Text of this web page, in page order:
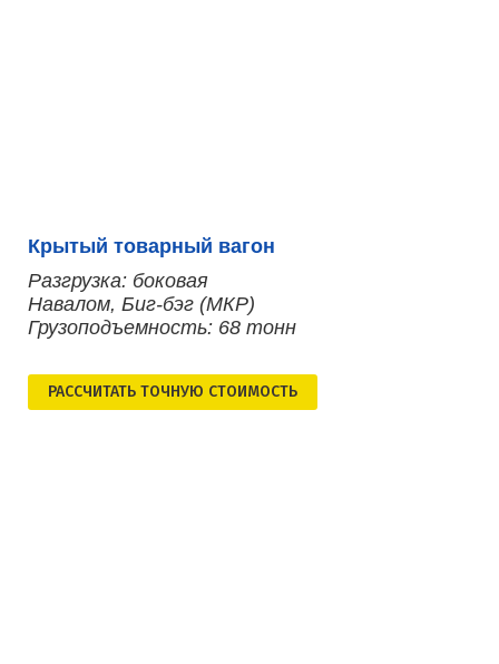
Крытый товарный вагон
Разгрузка: боковая
Навалом, Биг-бэг (МКР)
Грузоподъемность: 68 тонн
РАСCЧИТАТЬ ТОЧНУЮ СТОИМОСТЬ